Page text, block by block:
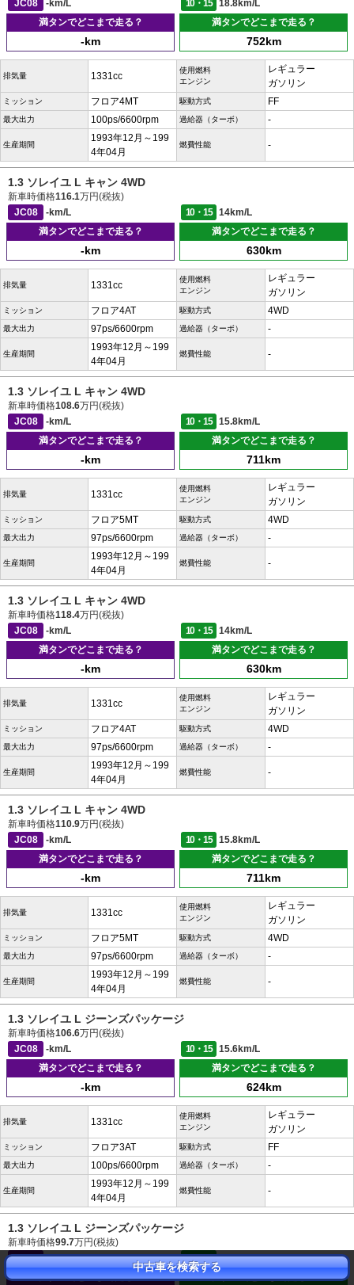
JC08
-km/L 10・15
18.8km/L
満タンでどこまで走る？
-km
満タンでどこまで走る？
752km
排気量 1331cc
使用燃料
エンジン
レギュラー
ガソリン
ミッション フロア4MT 駆動方式 FF
最大出力 100ps/6600rpm 過給器（ターボ） -
生産期間
1993年12月～199
4年04月
燃費性能 -
1.3 ソレイユ L キャン 4WD
新車時価格116.1万円(税抜)
JC08
-km/L 10・15
14km/L
満タンでどこまで走る？
-km
満タンでどこまで走る？
630km
排気量 1331cc
使用燃料
エンジン
レギュラー
ガソリン
ミッション フロア4AT 駆動方式 4WD
最大出力 97ps/6600rpm 過給器（ターボ） -
生産期間
1993年12月～199
4年04月
燃費性能 -
1.3 ソレイユ L キャン 4WD
新車時価格108.6万円(税抜)
JC08
-km/L 10・15
15.8km/L
満タンでどこまで走る？
-km
満タンでどこまで走る？
711km
排気量 1331cc
使用燃料
エンジン
レギュラー
ガソリン
ミッション フロア5MT 駆動方式 4WD
最大出力 97ps/6600rpm 過給器（ターボ） -
生産期間
1993年12月～199
4年04月
燃費性能 -
1.3 ソレイユ L キャン 4WD
新車時価格118.4万円(税抜)
JC08
-km/L 10・15
14km/L
満タンでどこまで走る？
-km
満タンでどこまで走る？
630km
排気量 1331cc
使用燃料
エンジン
レギュラー
ガソリン
ミッション フロア4AT 駆動方式 4WD
最大出力 97ps/6600rpm 過給器（ターボ） -
生産期間
1993年12月～199
4年04月
燃費性能 -
1.3 ソレイユ L キャン 4WD
新車時価格110.9万円(税抜)
JC08
-km/L 10・15
15.8km/L
満タンでどこまで走る？
-km
満タンでどこまで走る？
711km
排気量 1331cc
使用燃料
エンジン
レギュラー
ガソリン
ミッション フロア5MT 駆動方式 4WD
最大出力 97ps/6600rpm 過給器（ターボ） -
生産期間
1993年12月～199
4年04月
燃費性能 -
1.3 ソレイユ L ジーンズパッケージ
新車時価格106.6万円(税抜)
JC08
-km/L 10・15
15.6km/L
満タンでどこまで走る？
-km
満タンでどこまで走る？
624km
排気量 1331cc
使用燃料
エンジン
レギュラー
ガソリン
ミッション フロア3AT 駆動方式 FF
最大出力 100ps/6600rpm 過給器（ターボ） -
生産期間
1993年12月～199
4年04月
燃費性能 -
1.3 ソレイユ L ジーンズパッケージ
新車時価格99.7万円(税抜)
JC08
-km/L 10・15
18.8km/L
満タンでどこまで走る？
満タンでどこまで走る？
中古車を検索する